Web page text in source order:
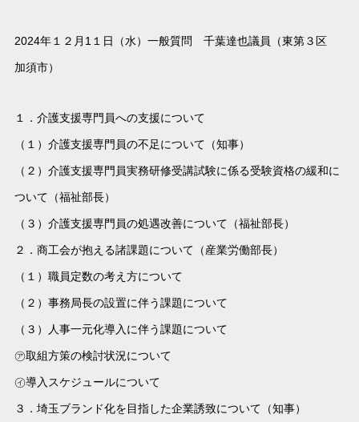
2024年１２月1１日（水）一般質問 千葉達也議員（東第３区
加須市）
１．介護支援専門員への支援について
（１）介護支援専門員の不足について（知事）
（２）介護支援専門員実務研修受講試験に係る受験資格の緩和に
ついて（福祉部長）
（３）介護支援専門員の処遇改善について（福祉部長）
２．商工会が抱える諸課題について（産業労働部長）
（１）職員定数の考え方について
（２）事務局長の設置に伴う課題について
（３）人事一元化導入に伴う課題について
㋐取組方策の検討状況について
㋑導入スケジュールについて
３．埼玉ブランド化を目指した企業誘致について（知事）